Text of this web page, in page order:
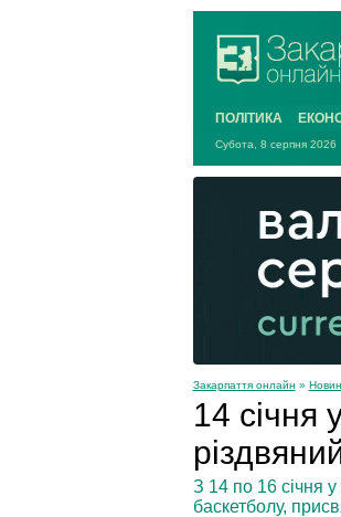
ПОЛІТИКА
Субота, 8 серпня 2026
Закарпаття онлайн »
14 січня
З 14 по 16 січня
баскетболу,